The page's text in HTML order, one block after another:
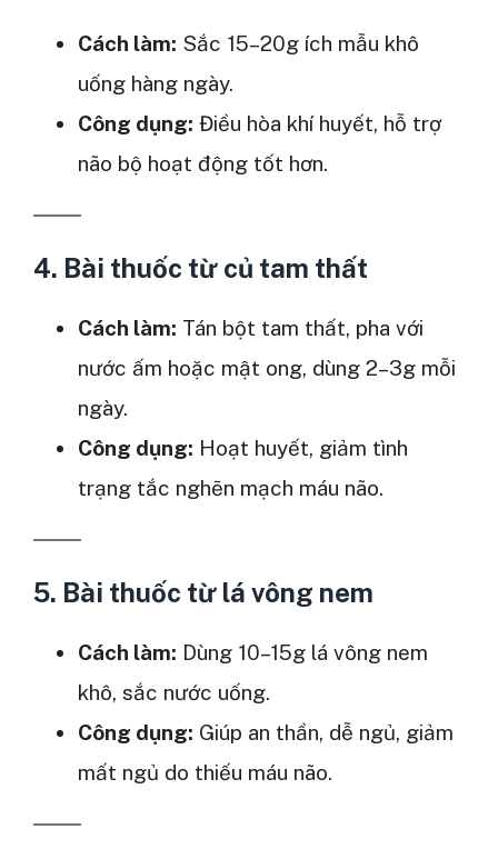
Cách làm: Sắc 15–20g ích mẫu khô
uống hàng ngày.
Công dụng: Điều hòa khí huyết, hỗ trợ
não bộ hoạt động tốt hơn.
4. Bài thuốc từ củ tam thất
Cách làm: Tán bột tam thất, pha với
nước ấm hoặc mật ong, dùng 2–3g mỗi
ngày.
Công dụng: Hoạt huyết, giảm tình
trạng tắc nghẽn mạch máu não.
5. Bài thuốc từ lá vông nem
Cách làm: Dùng 10–15g lá vông nem
khô, sắc nước uống.
Công dụng: Giúp an thần, dễ ngủ, giảm
mất ngủ do thiếu máu não.